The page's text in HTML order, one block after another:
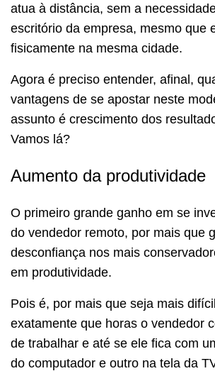
atua à distância, sem a
escritório da empresa, mesmo que
fisicamente na mesma cidade.
Agora é preciso entender, afinal,
vantagens de se apostar neste
assunto é crescimento dos
Vamos lá?
Aumento da produtividade
O primeiro grande ganho em se
do vendedor remoto, por mais que
desconfiança nos mais
em produtividade.
Pois é, por mais que seja mais
exatamente que horas o vendedor
de trabalhar e até se ele fica com
do computador e outro na tela da